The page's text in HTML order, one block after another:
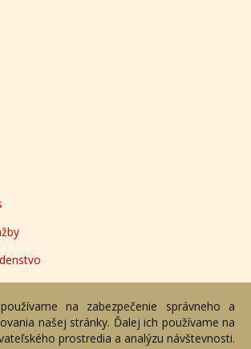
094 22, Slovenská republika
na zabezpečenie správneho a
našej stránky. Ďalej ich používame na
prostredia a analýzu návštevnosti.